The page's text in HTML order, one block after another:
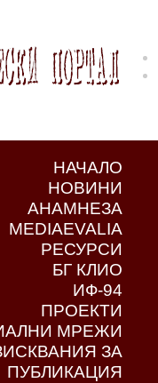
НАЧАЛО
НОВИНИ
АНАМНЕЗА
MEDIAEVALIA
РЕСУРСИ
БГ КЛИО
ИФ-94
ПРОЕКТИ
МРЕЖИ
ЗА
ПУБЛИКАЦИЯ